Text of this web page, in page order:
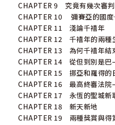
CHAPTER 9 究竟有幾次審判
CHAPTER 10 彌賽亞的國
CHAPTER 11 淺論千禧年
CHAPTER 12 千禧年的兩種
CHAPTER 13 為何千禧年結
CHAPTER 14 從但到別是巴
CHAPTER 15 挪亞和羅得的
CHAPTER 16 最高終審法院
CHAPTER 17 永恆的聖城新
CHAPTER 18 新天新地
CHAPTER 19 兩種獎賞與得